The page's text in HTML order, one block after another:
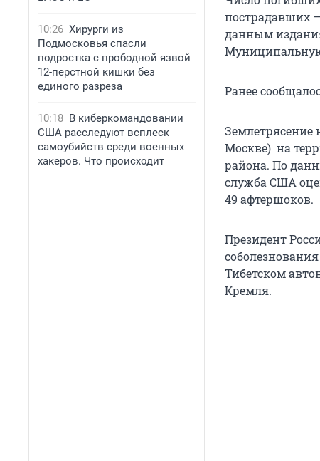
10:26 Хирурги из
Подмосковья спасли
подростка с прободной язвой
12-перстной кишки без
единого разреза
10:18 В киберкомандовании
США расследуют всплеск
самоубийств среди военных
хакеров. Что происходит
пострадавших —
данным
Ранее
Землетрясение
Москве) на
района. По
служба США
49 афтершоков.
Президент
Тибетском
Кремля.